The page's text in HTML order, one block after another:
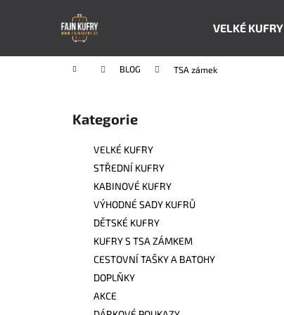
VELKÉ KUFRY
Domů BLOG TSA zámek
Přeskočit
kategorie
Kategorie
VELKÉ KUFRY
STŘEDNÍ KUFRY
KABINOVÉ KUFRY
VÝHODNÉ SADY KUFRŮ
DĚTSKÉ KUFRY
KUFRY S TSA ZÁMKEM
CESTOVNÍ TAŠKY A BATOHY
DOPLŇKY
AKCE
í
Zpět
do
Zpět
do